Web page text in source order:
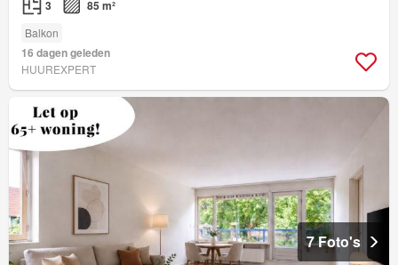
3 85 m²
Balkon
16 dagen geleden
HUUREXPERT
7 Foto's